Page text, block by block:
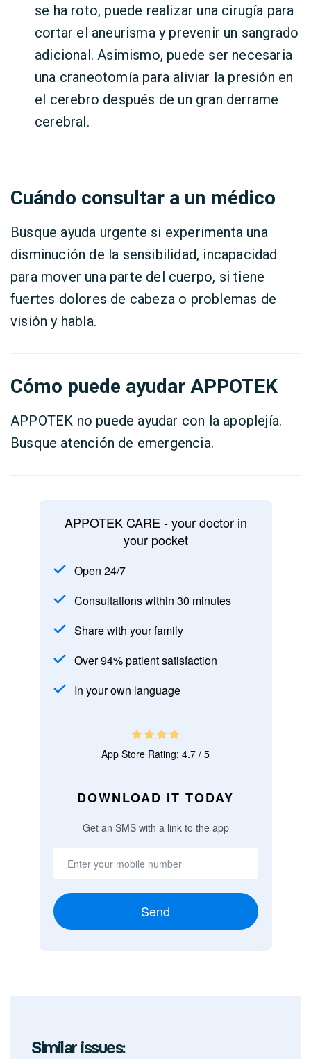
se ha roto, puede realizar una cirugía para
cortar el aneurisma y prevenir un sangrado
adicional. Asimismo, puede ser necesaria
una craneotomía para aliviar la presión en
el cerebro después de un gran derrame
cerebral.
Cuándo consultar a un médico
Busque ayuda urgente si experimenta una
disminución de la sensibilidad, incapacidad
para mover una parte del cuerpo, si tiene
fuertes dolores de cabeza o problemas de
visión y habla.
Cómo puede ayudar APPOTEK
APPOTEK no puede ayudar con la apoplejía.
Busque atención de emergencia.
APPOTEK CARE - your doctor in
your pocket
Open 24/7
Consultations within 30 minutes
Share with your family
Over 94% patient satisfaction
In your own language
App Store Rating: 4.7 / 5
DOWNLOAD IT TODAY
Get an SMS with a link to the app
Send
Similar issues: